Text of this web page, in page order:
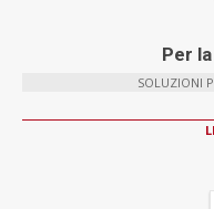
Per
SOLUZIONI